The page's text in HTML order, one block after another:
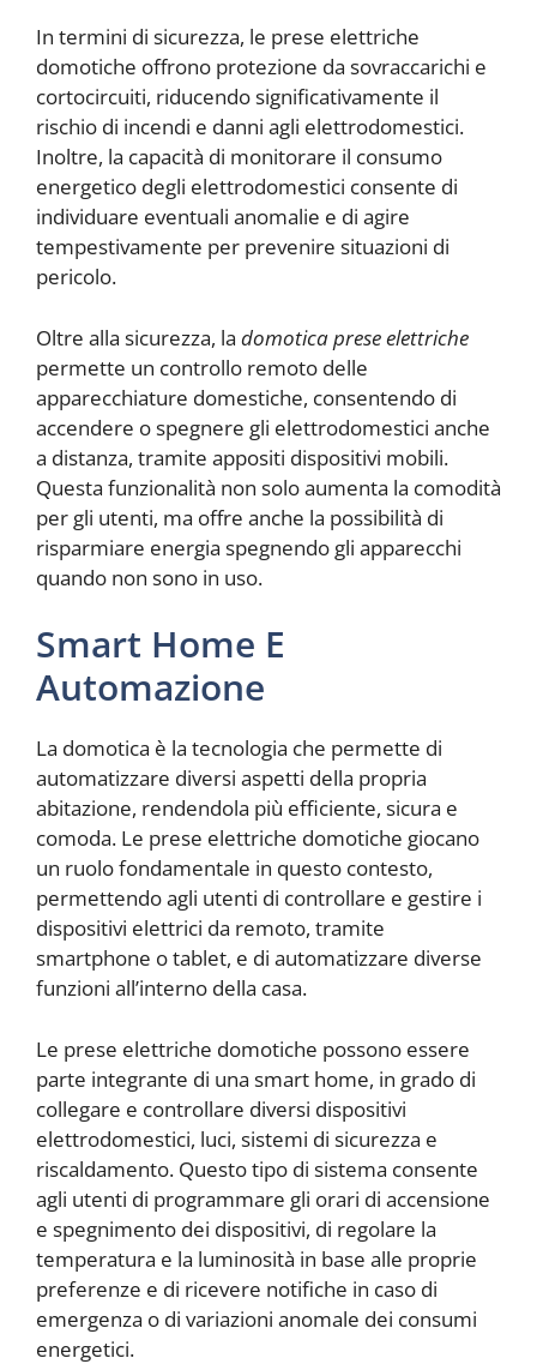
In termini di sicurezza, le prese elettriche
domotiche offrono protezione da sovraccarichi e
cortocircuiti, riducendo significativamente il
rischio di incendi e danni agli elettrodomestici.
Inoltre, la capacità di monitorare il consumo
energetico degli elettrodomestici consente di
individuare eventuali anomalie e di agire
tempestivamente per prevenire situazioni di
pericolo.
Oltre alla sicurezza, la domotica prese elettriche
permette un controllo remoto delle
apparecchiature domestiche, consentendo di
accendere o spegnere gli elettrodomestici anche
a distanza, tramite appositi dispositivi mobili.
Questa funzionalità non solo aumenta la comodità
per gli utenti, ma offre anche la possibilità di
risparmiare energia spegnendo gli apparecchi
quando non sono in uso.
Smart Home E
Automazione
La domotica è la tecnologia che permette di
automatizzare diversi aspetti della propria
abitazione, rendendola più efficiente, sicura e
comoda. Le prese elettriche domotiche giocano
un ruolo fondamentale in questo contesto,
permettendo agli utenti di controllare e gestire i
dispositivi elettrici da remoto, tramite
smartphone o tablet, e di automatizzare diverse
funzioni all’interno della casa.
Le prese elettriche domotiche possono essere
parte integrante di una smart home, in grado di
collegare e controllare diversi dispositivi
elettrodomestici, luci, sistemi di sicurezza e
riscaldamento. Questo tipo di sistema consente
agli utenti di programmare gli orari di accensione
e spegnimento dei dispositivi, di regolare la
temperatura e la luminosità in base alle proprie
preferenze e di ricevere notifiche in caso di
emergenza o di variazioni anomale dei consumi
energetici.